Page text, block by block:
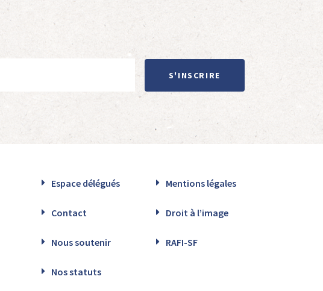
S'INSCRIRE
Espace délégués Mentions légales
Contact Droit à l’image
Nous soutenir RAFI-SF
Nos statuts